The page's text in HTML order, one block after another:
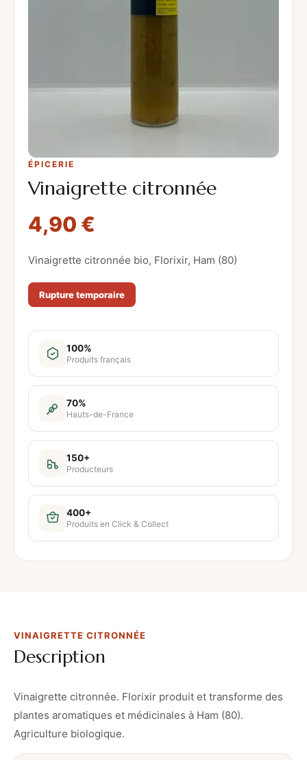
ÉPICERIE
Vinaigrette citronnée
4,90 €
Vinaigrette citronnée bio, Florixir, Ham (80)
Rupture temporaire
100%
Produits français
70%
Hauts-de-France
150+
Producteurs
400+
Produits en Click & Collect
VINAIGRETTE CITRONNÉE
Description
Vinaigrette citronnée. Florixir produit et transforme des
plantes aromatiques et médicinales à Ham (80).
Agriculture biologique.